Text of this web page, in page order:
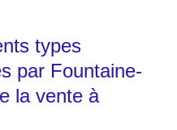
types
par Fountaine-
la vente à